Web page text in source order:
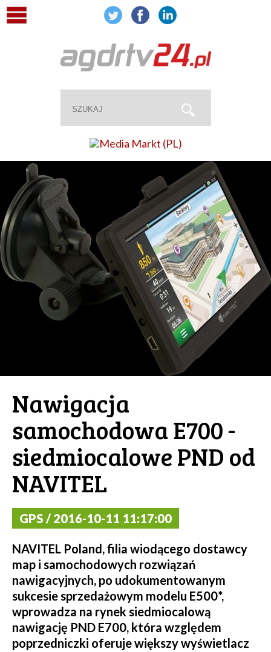
Nawigacja
samochodowa E700 -
siedmiocalowe PND od
NAVITEL
GPS / 2016-10-11 11:17:00
NAVITEL Poland, filia wiodącego dostawcy
map i samochodowych rozwiązań
nawigacyjnych, po udokumentowanym
sukcesie sprzedażowym modelu E500*,
wprowadza na rynek siedmiocalową
nawigację PND E700, która względem
poprzedniczki oferuje większy wyświetlacz